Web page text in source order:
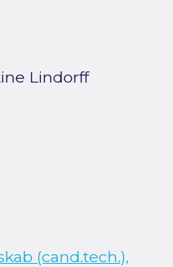
Lindorff
(cand.tech.),